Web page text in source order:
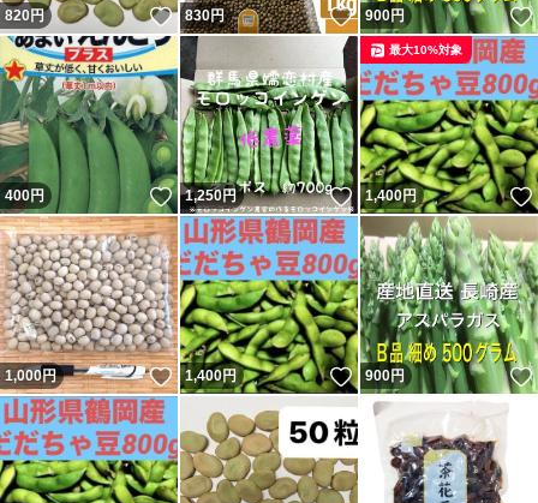
820円 いいね！
830円 いいね！
900円
400円 いいね！
1,250円 いいね！
1,400円
最大10%対象
1,000円 いいね！
1,400円 いいね！
900円